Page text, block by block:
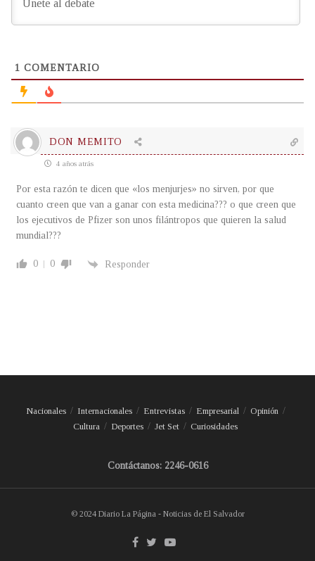
1 COMENTARIO
DON MEMITO
4 años atrás
Por esta razón te dicen que «los menjurjes» no sirven, por que
cuanto creen que van a ganar con esta medicina??? o que creen que
los ejecutivos de Pfizer son unos filántropos que quieren la salud
mundial???
0 0 Responder
Nacionales Internacionales Entrevistas Empresarial
Opinión
Cultura
Deportes Jet Set Curiosidades
Contáctanos: 2246-0616
© 2024 Diario La Página - Noticias de El Salvador